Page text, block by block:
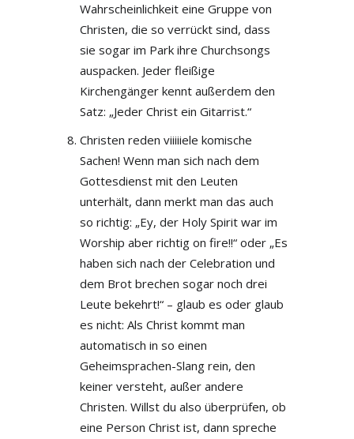
Wahrscheinlichkeit eine Gruppe von
Christen, die so verrückt sind, dass
sie sogar im Park ihre Churchsongs
auspacken. Jeder fleißige
Kirchengänger kennt außerdem den
Satz: „Jeder Christ ein Gitarrist.“
Christen reden viiiiiele komische
Sachen! Wenn man sich nach dem
Gottesdienst mit den Leuten
unterhält, dann merkt man das auch
so richtig: „Ey, der Holy Spirit war im
Worship aber richtig on fire!!“ oder „Es
haben sich nach der Celebration und
dem Brot brechen sogar noch drei
Leute bekehrt!“ – glaub es oder glaub
es nicht: Als Christ kommt man
automatisch in so einen
Geheimsprachen-Slang rein, den
keiner versteht, außer andere
Christen. Willst du also überprüfen, ob
eine Person Christ ist, dann spreche